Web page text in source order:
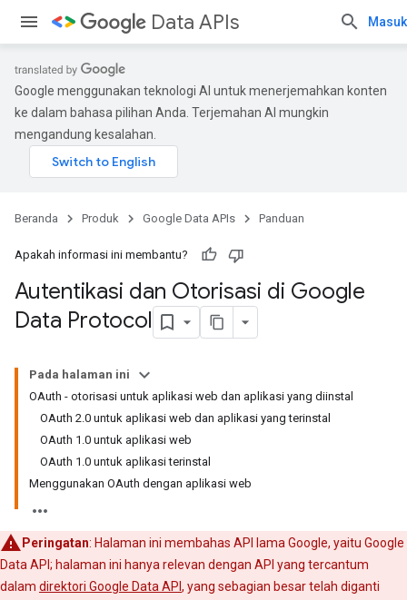
Data APIs Masuk
Google menggunakan teknologi AI untuk menerjemahkan konten
ke dalam bahasa pilihan Anda. Terjemahan AI mungkin
mengandung kesalahan.
Beranda Produk Google Data APIs Panduan
Apakah informasi ini membantu?
Autentikasi dan Otorisasi di Google
Data Protocol
Pada halaman ini
OAuth - otorisasi untuk aplikasi web dan aplikasi yang diinstal
OAuth 2.0 untuk aplikasi web dan aplikasi yang terinstal
OAuth 1.0 untuk aplikasi web
OAuth 1.0 untuk aplikasi terinstal
Menggunakan OAuth dengan aplikasi web
Peringatan: Halaman ini membahas API lama Google, yaitu Google
Data API; halaman ini hanya relevan dengan API yang tercantum
dalam direktori Google Data API , yang sebagian besar telah diganti